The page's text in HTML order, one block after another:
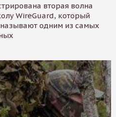
вторая волна
WireGuard, который
одним из самых